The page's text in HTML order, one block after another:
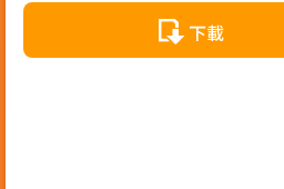
下載